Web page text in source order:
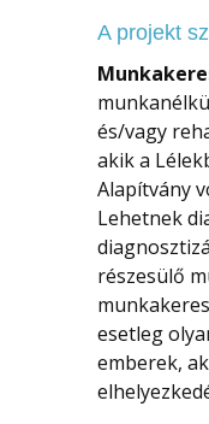
A projekt
és/vagy
akik a
Alapítvány
Lehetnek
részesülő
esetleg
emberek,